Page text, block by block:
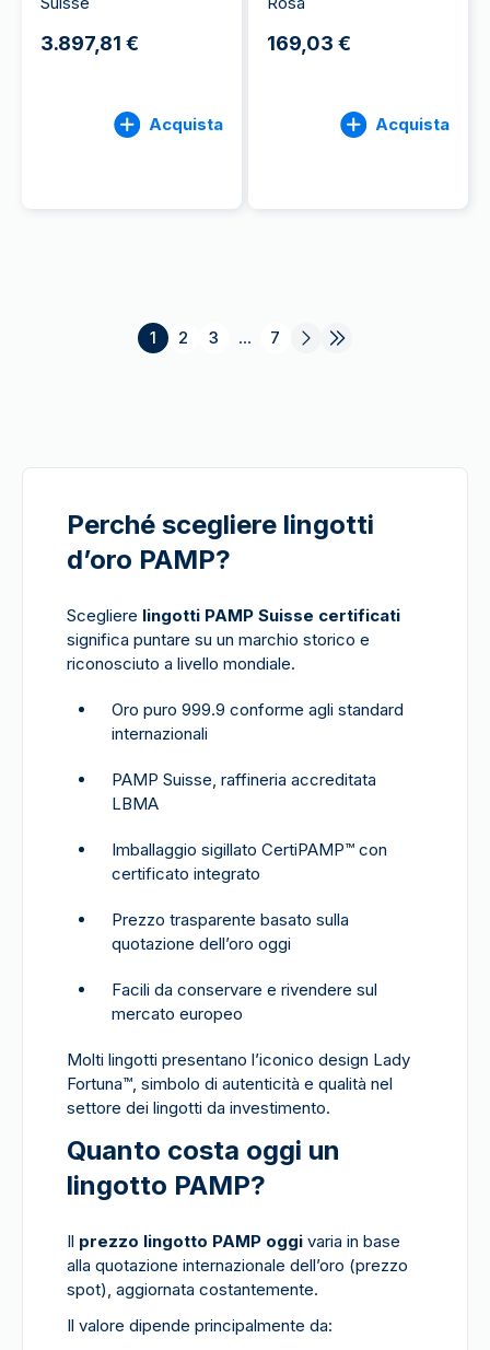
3.897,81 €
Acquista
169,03 €
Acquista
1 2 3 ... 7
Perché scegliere lingotti
d’oro PAMP?
Scegliere lingotti PAMP Suisse certificati
significa puntare su un marchio storico e
riconosciuto a livello mondiale.
Oro puro 999.9 conforme agli standard
internazionali
PAMP Suisse, raffineria accreditata
LBMA
Imballaggio sigillato CertiPAMP™ con
certificato integrato
Prezzo trasparente basato sulla
quotazione dell’oro oggi
Facili da conservare e rivendere sul
mercato europeo
Molti lingotti presentano l’iconico design Lady
Fortuna™, simbolo di autenticità e qualità nel
settore dei lingotti da investimento.
Quanto costa oggi un
lingotto PAMP?
Il prezzo lingotto PAMP oggi varia in base
alla quotazione internazionale dell’oro (prezzo
spot), aggiornata costantemente.
Il valore dipende principalmente da: